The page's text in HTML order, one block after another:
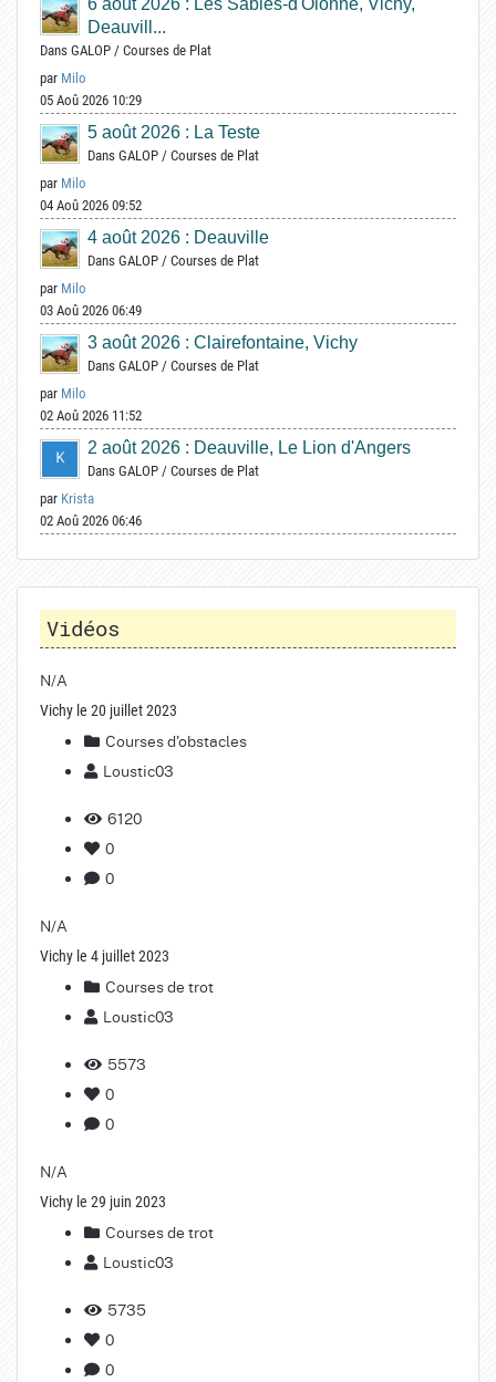
6 août 2026 : Les Sables-d'Olonne, Vichy,
Deauvill...
Dans GALOP / Courses de Plat
par Milo
05 Aoû 2026 10:29
5 août 2026 : La Teste
Dans GALOP / Courses de Plat
par Milo
04 Aoû 2026 09:52
4 août 2026 : Deauville
Dans GALOP / Courses de Plat
par Milo
03 Aoû 2026 06:49
3 août 2026 : Clairefontaine, Vichy
Dans GALOP / Courses de Plat
par Milo
02 Aoû 2026 11:52
2 août 2026 : Deauville, Le Lion d'Angers
Dans GALOP / Courses de Plat
par Krista
02 Aoû 2026 06:46
Vidéos
N/A
Vichy le 20 juillet 2023
Courses d'obstacles
Loustic03
6120
0
0
N/A
Vichy le 4 juillet 2023
Courses de trot
Loustic03
5573
0
0
N/A
Vichy le 29 juin 2023
Courses de trot
Loustic03
5735
0
0